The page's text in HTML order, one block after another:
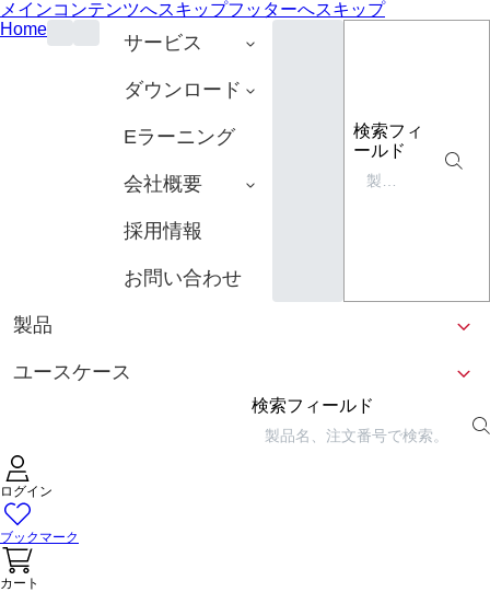
メインコンテンツへスキップフッターへスキップ
Home
サービス
ダウンロード
Eラーニング
会社概要
採用情報
お問い合わせ
検索フィ
ールド
製品
ユースケース
検索フィールド
ログイン
ブックマーク
カート